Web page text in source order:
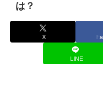
は？
X
LINE